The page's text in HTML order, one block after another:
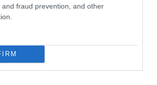
and fraud prevention, and other
UNITED